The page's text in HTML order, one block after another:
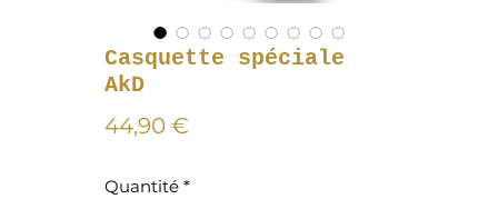
Casquette spéciale
AkD
44,90 €
Quantité *